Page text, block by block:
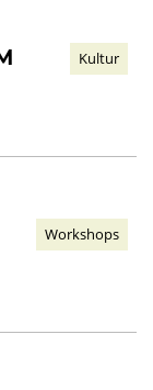
Kultur
Workshops